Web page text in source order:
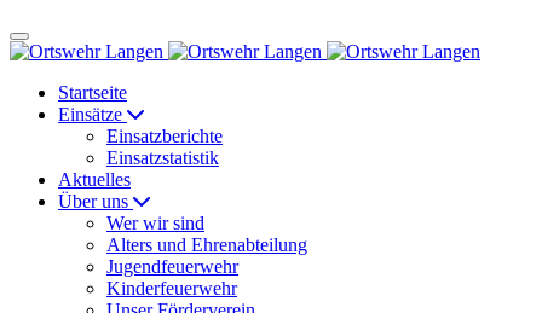
Startseite
Einsätze
Einsatzberichte
Einsatzstatistik
Aktuelles
Über uns
Wer wir sind
Alters und Ehrenabteilung
Jugendfeuerwehr
Kinderfeuerwehr